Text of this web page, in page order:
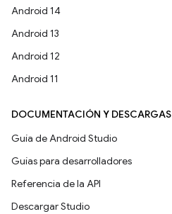
Android 14
Android 13
Android 12
Android 11
DOCUMENTACIÓN Y DESCARGAS
Guía de Android Studio
Guías para desarrolladores
Referencia de la API
Descargar Studio